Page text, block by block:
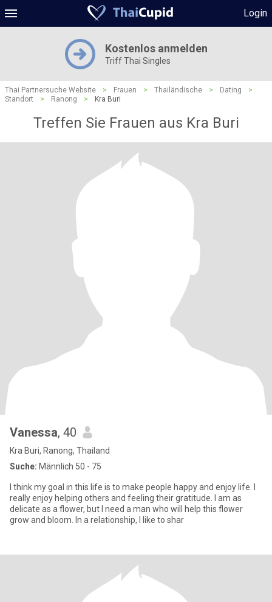
Login
Kostenlos anmelden
Triff Thai Singles
Thai Partnersuche Website > Frauen > Thailändische > Dating
>
Standort
> Ranong > Kra Buri
Treffen Sie Frauen aus Kra Buri
Vanessa, 40
Kra Buri, Ranong, Thailand
Suche: Männlich 50 - 75
I think my goal in this life is to make people happy and enjoy life. I
really enjoy helping others and feeling their gratitude. I am as
delicate as a flower, but I need a man who will help this flower
grow and bloom. In a relationship, I like to shar